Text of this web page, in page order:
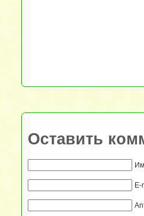
Оставить
E-